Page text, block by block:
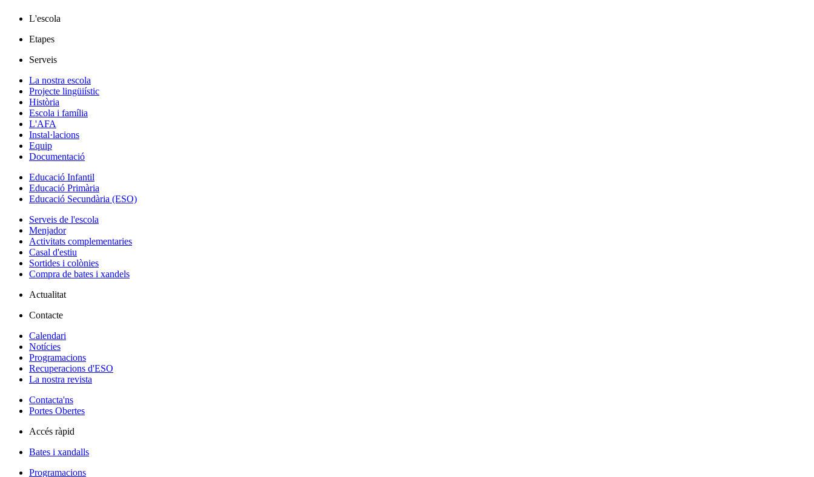
L'escola
Etapes
Serveis
La nostra escola
Projecte lingüiístic
Història
Escola i família
L'AFA
Instal·lacions
Equip
Documentació
Educació Infantil
Educació Primària
Educació Secundària (ESO)
Serveis de l'escola
Menjador
Activitats complementaries
Casal d'estiu
Sortides i colònies
Compra de bates i xandels
Actualitat
Contacte
Calendari
Notícies
Programacions
Recuperacions d'ESO
La nostra revista
Contacta'ns
Portes Obertes
Accés ràpid
Bates i xandalls
Programacions